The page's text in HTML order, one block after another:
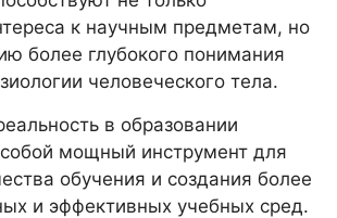
к научным предметам, но
более глубокого понимания
человеческого тела.
в образовании
мощный инструмент для
обучения и создания более
и эффективных учебных сред.